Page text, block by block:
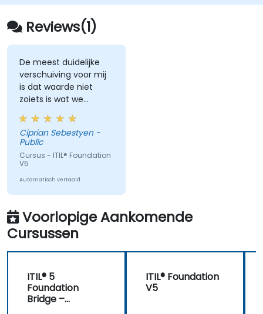
Reviews(1)
De meest duidelijke
verschuiving voor mij
is dat waarde niet
zoiets is wat we
leveren — het wordt
samen gecreëerd en
bestaat alleen zoals
de klant het
waarneemt, minus de
verandert de manier
waarop ik naar
levering en presales
kijk: niet 'hebben we
daadwerkelijk het
resultaat behaald dat
hij zocht.'
Ciprian Sebestyen -
Public
Cursus - ITIL® Foundation
V5
Automatisch vertaald
Voorlopige Aankomende
Cursussen
ITIL® 5
Foundation
Bridge –
ITIL® Foundation
V5